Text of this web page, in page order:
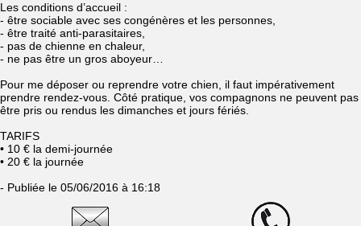
Les conditions d’accueil :
- être sociable avec ses congénères et les personnes,
- être traité anti-parasitaires,
- pas de chienne en chaleur,
- ne pas être un gros aboyeur…
Pour me déposer ou reprendre votre chien, il faut impérativement
prendre rendez-vous. Côté pratique, vos compagnons ne peuvent pas
être pris ou rendus les dimanches et jours fériés.
TARIFS
• 10 € la demi-journée
• 20 € la journée
- Publiée le 05/06/2016 à 16:18